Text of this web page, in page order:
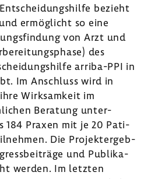
bezieht
ermög­licht so eine
von Arzt und
des
arriba-​PPI in
Im Anschluss wird in
Wirk­sam­keit im
Bera­tung unter­
184 Praxen mit je 20 Pati­
Die Projekt­er­geb­
und Publi­ka­
werden. Im letzten